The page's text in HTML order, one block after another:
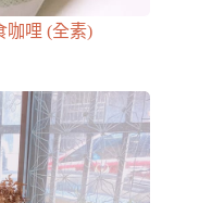
咖哩 (全素)